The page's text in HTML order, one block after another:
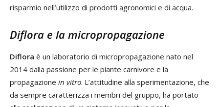
risparmio nell’utilizzo di prodotti agronomici e di acqua.
Diflora e la micropropagazione
Diflora è un laboratorio di micropropagazione nato nel
2014 dalla passione per le piante carnivore e la
propagazione in vitro. L’attitudine alla sperimentazione, che
da sempre caratterizza i membri del gruppo, ha portato